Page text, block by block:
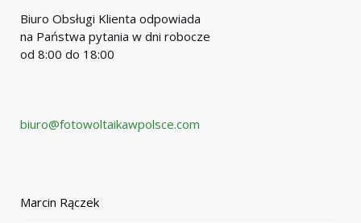
Biuro Obsługi Klienta odpowiada
na Państwa pytania w dni robocze
od 8:00 do 18:00
biuro@fotowoltaikawpolsce.com
Marcin Rączek